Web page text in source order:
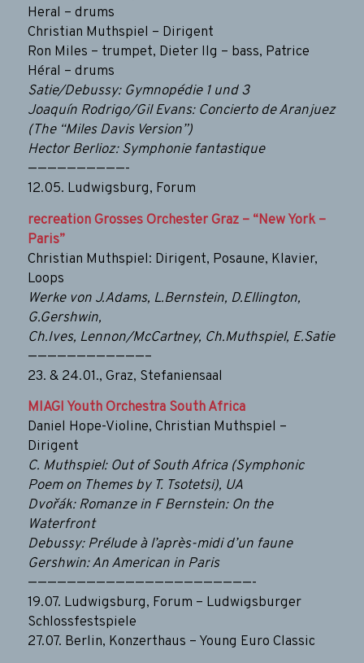
Heral – drums
Christian Muthspiel – Dirigent
Ron Miles – trumpet, Dieter Ilg – bass, Patrice
Héral – drums
Satie/Debussy: Gymnopédie 1 und 3
Joaquín Rodrigo/Gil Evans: Concierto de Aranjuez
(The “Miles Davis Version”)
Hector Berlioz: Symphonie fantastique
——————————-
12.05. Ludwigsburg, Forum
recreation Grosses Orchester Graz – “New York –
Paris”
Christian Muthspiel: Dirigent, Posaune, Klavier,
Loops
Werke von J.Adams, L.Bernstein, D.Ellington,
G.Gershwin,
Ch.Ives, Lennon/McCartney, Ch.Muthspiel, E.Satie
————————————–
23. & 24.01., Graz, Stefaniensaal
MIAGI Youth Orchestra South Africa
Daniel Hope-Violine, Christian Muthspiel –
Dirigent
C. Muthspiel: Out of South Africa (Symphonic
Poem on Themes by T. Tsotetsi), UA
Dvořák: Romanze in F Bernstein: On the
Waterfront
Debussy: Prélude à l’après-midi d’un faune
Gershwin: An American in Paris
———————————————————————-
19.07. Ludwigsburg, Forum – Ludwigsburger
Schlossfestspiele
27.07. Berlin, Konzerthaus – Young Euro Classic